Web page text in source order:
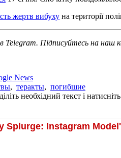
жертв вибуху на території
в Telegram. Підписуйтесь на наш
News
, теракты, погибшие
необхідний текст і